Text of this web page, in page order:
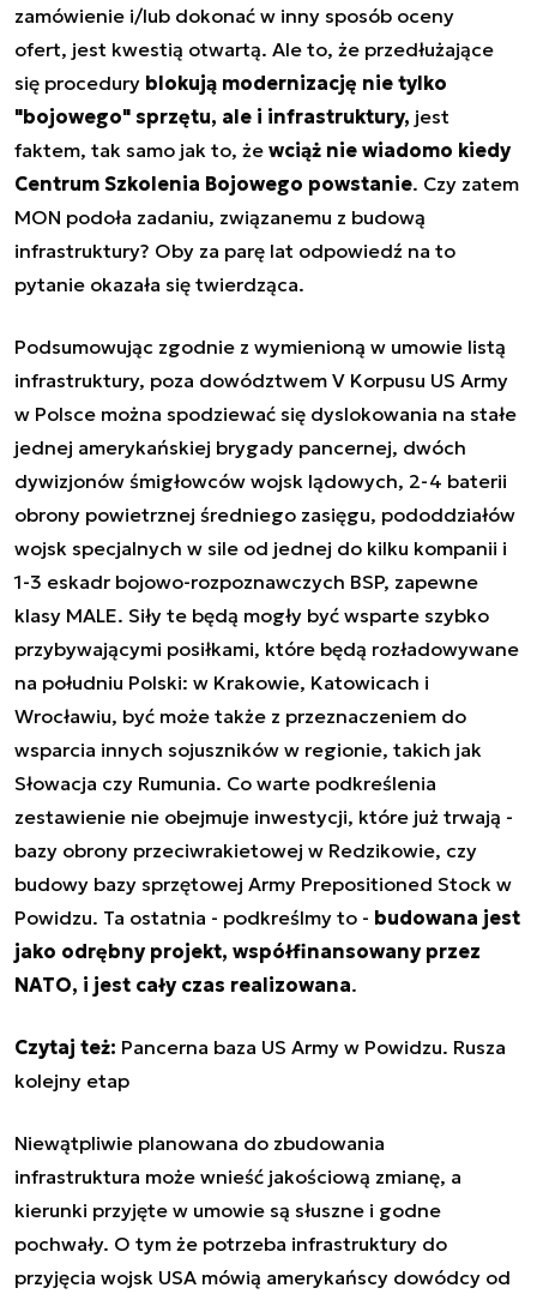
zamówienie i/lub dokonać w inny sposób oceny
ofert, jest kwestią otwartą. Ale to, że przedłużające
się procedury blokują modernizację nie tylko
"bojowego" sprzętu, ale i infrastruktury, jest
faktem, tak samo jak to, że wciąż nie wiadomo kiedy
Centrum Szkolenia Bojowego powstanie. Czy zatem
MON podoła zadaniu, związanemu z budową
infrastruktury? Oby za parę lat odpowiedź na to
pytanie okazała się twierdząca.
Podsumowując zgodnie z wymienioną w umowie listą
infrastruktury, poza dowództwem V Korpusu US Army
w Polsce można spodziewać się dyslokowania na stałe
jednej amerykańskiej brygady pancernej, dwóch
dywizjonów śmigłowców wojsk lądowych, 2-4 baterii
obrony powietrznej średniego zasięgu, pododdziałów
wojsk specjalnych w sile od jednej do kilku kompanii i
1-3 eskadr bojowo-rozpoznawczych BSP, zapewne
klasy MALE. Siły te będą mogły być wsparte szybko
przybywającymi posiłkami, które będą rozładowywane
na południu Polski: w Krakowie, Katowicach i
Wrocławiu, być może także z przeznaczeniem do
wsparcia innych sojuszników w regionie, takich jak
Słowacja czy Rumunia. Co warte podkreślenia
zestawienie nie obejmuje inwestycji, które już trwają -
bazy obrony przeciwrakietowej w Redzikowie, czy
budowy bazy sprzętowej Army Prepositioned Stock w
Powidzu. Ta ostatnia - podkreślmy to - budowana jest
jako odrębny projekt, współfinansowany przez
NATO, i jest cały czas realizowana.
Czytaj też: Pancerna baza US Army w Powidzu. Rusza
kolejny etap
Niewątpliwie planowana do zbudowania
infrastruktura może wnieść jakościową zmianę, a
kierunki przyjęte w umowie są słuszne i godne
pochwały. O tym że potrzeba infrastruktury do
przyjęcia wojsk USA mówią amerykańscy dowódcy od